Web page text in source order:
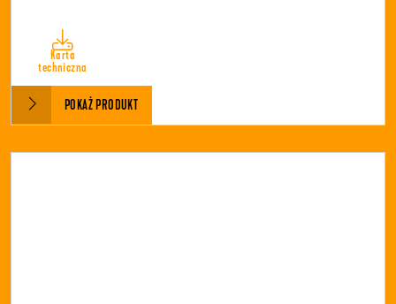
Karta
techniczna
POKAŻ PRODUKT